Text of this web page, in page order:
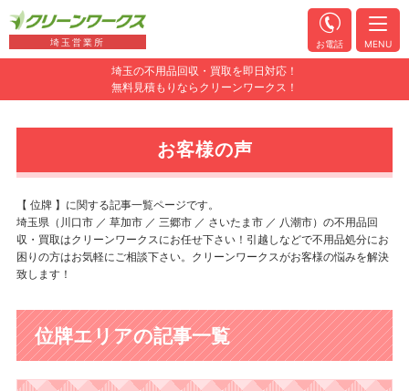
埼玉の不用品回収・買取を即日対応！
無料見積もりならクリーンワークス！
埼玉営業所 お電話 MENU
お客様の声
【 位牌 】に関する記事一覧ページです。
埼玉県（川口市 ／ 草加市 ／ 三郷市 ／ さいたま市 ／ 八潮市）の不用品回
収・買取はクリーンワークスにお任せ下さい！引越しなどで不用品処分にお
困りの方はお気軽にご相談下さい。クリーンワークスがお客様の悩みを解決
致します！
位牌エリアの記事一覧